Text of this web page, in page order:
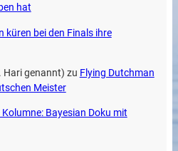
hat
küren bei den Finals ihre
Hari genannt) zu Flying Dutchman
Meister
Bayesian Doku mit